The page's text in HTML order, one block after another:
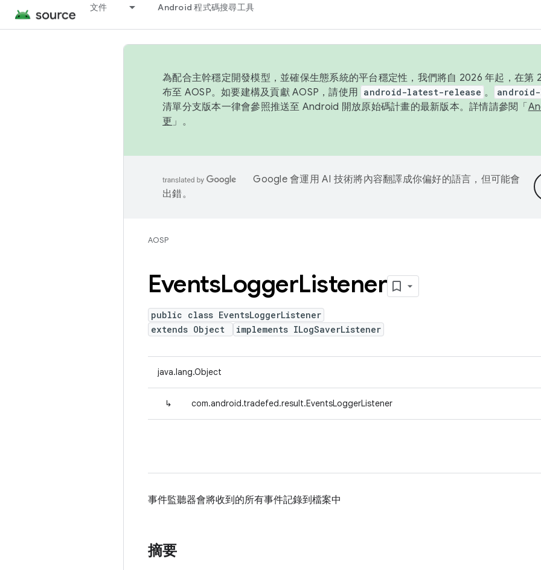
文件 Android 程式碼搜尋工具
為配合主幹穩定開發模型，並確保生態系統的平台穩定性，我們將自 2026 年起，在第
布至 AOSP。如要建構及貢獻 AOSP，請使用 android-latest-release 。
清單分支版本一律會參照推送至 Android 開放原始碼計畫的最新版本。詳情請參閱「
更 」。
Google 會運用 AI 技術將內容翻譯成你偏好的語言，但可能會
出錯。
AOSP
EventsLoggerListener
public class EventsLoggerListener
extends Object
implements ILogSaverListener
java.lang.Object
↳ com.android.tradefed.result.EventsLoggerListener
事件監聽器會將收到的所有事件記錄到檔案中
摘要